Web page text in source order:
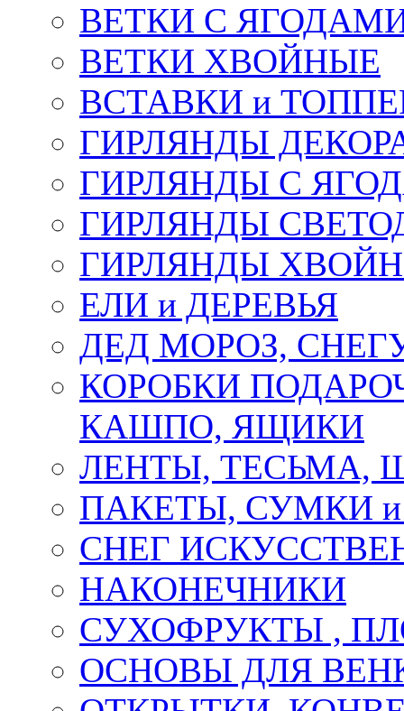
ВЕТКИ С
ВЕТКИ ХВОЙНЫЕ
ВСТАВКИ и
ГИРЛЯНДЫ
ГИРЛЯНДЫ С
ГИРЛЯНДЫ
ГИРЛЯНДЫ
ЕЛИ и ДЕРЕВЬЯ
ДЕД МОРОЗ,
КОРОБКИ
КАШПО, ЯЩИКИ
ЛЕНТЫ, ТЕСЬМА,
ПАКЕТЫ, СУМКИ
СНЕГ
НАКОНЕЧНИКИ
СУХОФРУКТЫ ,
ОСНОВЫ ДЛЯ